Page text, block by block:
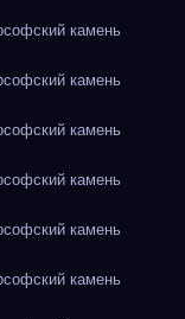
камень
камень
камень
камень
камень
камень